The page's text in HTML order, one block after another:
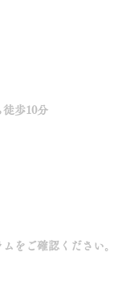
歩10分
をご確認ください。